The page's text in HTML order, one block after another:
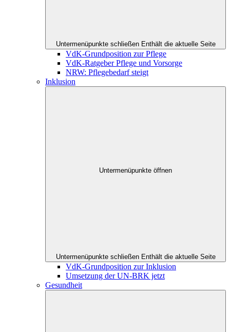
Untermenüpunkte schließen Enthält die aktuelle Seite
VdK-Grundposition zur Pflege
VdK-Ratgeber Pflege und Vorsorge
NRW: Pflegebedarf steigt
Inklusion
Untermenüpunkte öffnen
Untermenüpunkte schließen Enthält die aktuelle Seite
VdK-Grundposition zur Inklusion
Umsetzung der UN-BRK jetzt
Gesundheit